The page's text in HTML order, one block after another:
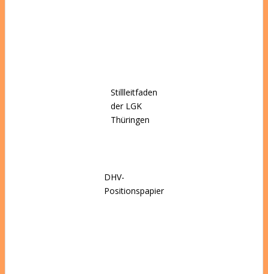
Stillleitfaden
der LGK
Thüringen
DHV-
Positionspapier